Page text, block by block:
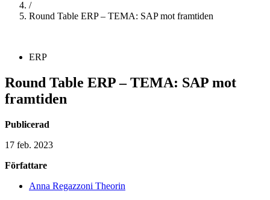
/
Round Table ERP – TEMA: SAP mot framtiden
ERP
Round Table ERP – TEMA: SAP mot
framtiden
Publicerad
17 feb. 2023
Författare
Anna Regazzoni Theorin